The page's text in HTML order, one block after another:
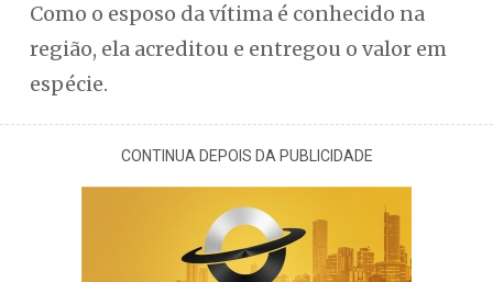
Como o esposo da vítima é conhecido na
região, ela acreditou e entregou o valor em
espécie.
CONTINUA DEPOIS DA PUBLICIDADE